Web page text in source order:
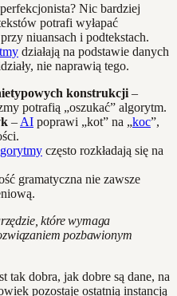
Nic bardziej
potrafi wyłapać
niuansach i podtekstach.
działają na podstawie danych
nie naprawią tego.
konstrukcji –
potrafią „oszukać” algorytm.
– AI poprawi „kot” na „koc”,
często rozkładają się na
gramatyczna nie zawsze
które wymaga
pozbawionym
tak dobra, jak dobre są dane, na
pozostaje ostatnią instancją